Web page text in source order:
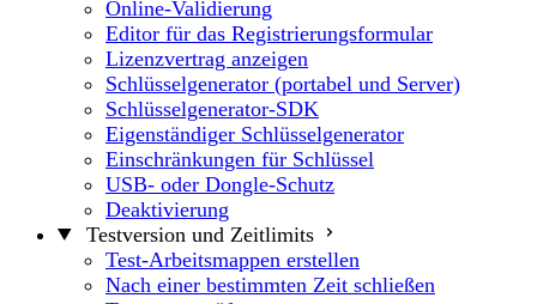
Online-Validierung
Editor für das Registrierungsformular
Lizenzvertrag anzeigen
Schlüsselgenerator (portabel und Server)
Schlüsselgenerator-SDK
Eigenständiger Schlüsselgenerator
Einschränkungen für Schlüssel
USB- oder Dongle-Schutz
Deaktivierung
Testversion und Zeitlimits
Test-Arbeitsmappen erstellen
Nach einer bestimmten Zeit schließen